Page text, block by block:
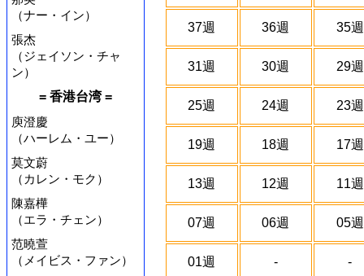
（ナー・イン）
張杰
（ジェイソン・チャ
ン）
= 香港台湾 =
庾澄慶
（ハーレム・ユー）
莫文蔚
（カレン・モク）
陳嘉樺
（エラ・チェン）
范曉萱
（メイビス・ファン）
37週 36週 35週
31週 30週 29週
25週 24週 23週
19週 18週 17週
13週 12週 11週
07週 06週 05週
01週 - -